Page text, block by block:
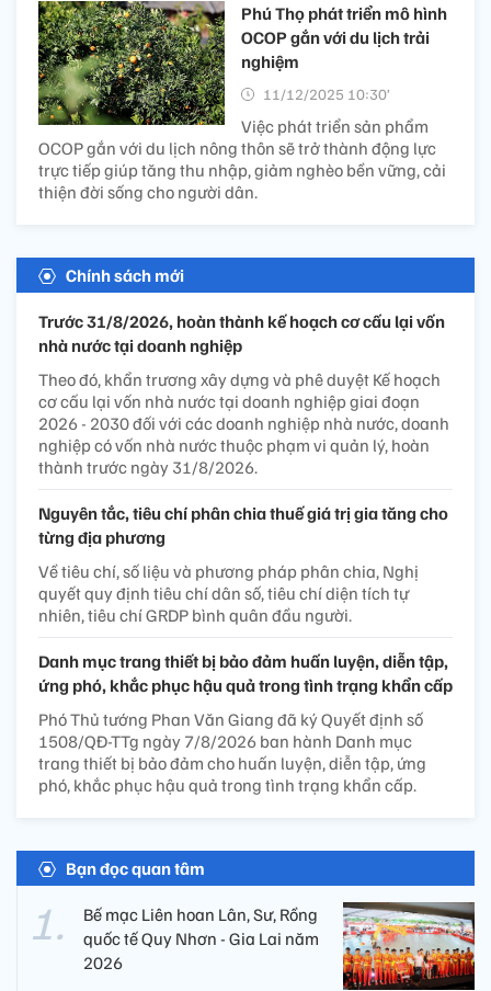
Phú Thọ phát triển mô hình
OCOP gắn với du lịch trải
nghiệm
11/12/2025 10:30’
Việc phát triển sản phẩm
OCOP gắn với du lịch nông thôn sẽ trở thành động lực
trực tiếp giúp tăng thu nhập, giảm nghèo bền vững, cải
thiện đời sống cho người dân.
Chính sách mới
Trước 31/8/2026, hoàn thành kế hoạch cơ cấu lại vốn
nhà nước tại doanh nghiệp
Theo đó, khẩn trương xây dựng và phê duyệt Kế hoạch
cơ cấu lại vốn nhà nước tại doanh nghiệp giai đoạn
2026 - 2030 đối với các doanh nghiệp nhà nước, doanh
nghiệp có vốn nhà nước thuộc phạm vi quản lý, hoàn
thành trước ngày 31/8/2026.
Nguyên tắc, tiêu chí phân chia thuế giá trị gia tăng cho
từng địa phương
Về tiêu chí, số liệu và phương pháp phân chia, Nghị
quyết quy định tiêu chí dân số, tiêu chí diện tích tự
nhiên, tiêu chí GRDP bình quân đầu người.
Danh mục trang thiết bị bảo đảm huấn luyện, diễn tập,
ứng phó, khắc phục hậu quả trong tình trạng khẩn cấp
Phó Thủ tướng Phan Văn Giang đã ký Quyết định số
1508/QĐ-TTg ngày 7/8/2026 ban hành Danh mục
trang thiết bị bảo đảm cho huấn luyện, diễn tập, ứng
phó, khắc phục hậu quả trong tình trạng khẩn cấp.
Bạn đọc quan tâm
Bế mạc Liên hoan Lân, Sư, Rồng
quốc tế Quy Nhơn - Gia Lai năm
2026